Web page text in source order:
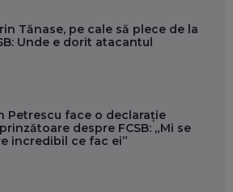
Tănase, pe cale să plece de la
Unde e dorit atacantul
Petrescu face o declarație
despre FCSB: „Mi se
incredibil ce fac ei”